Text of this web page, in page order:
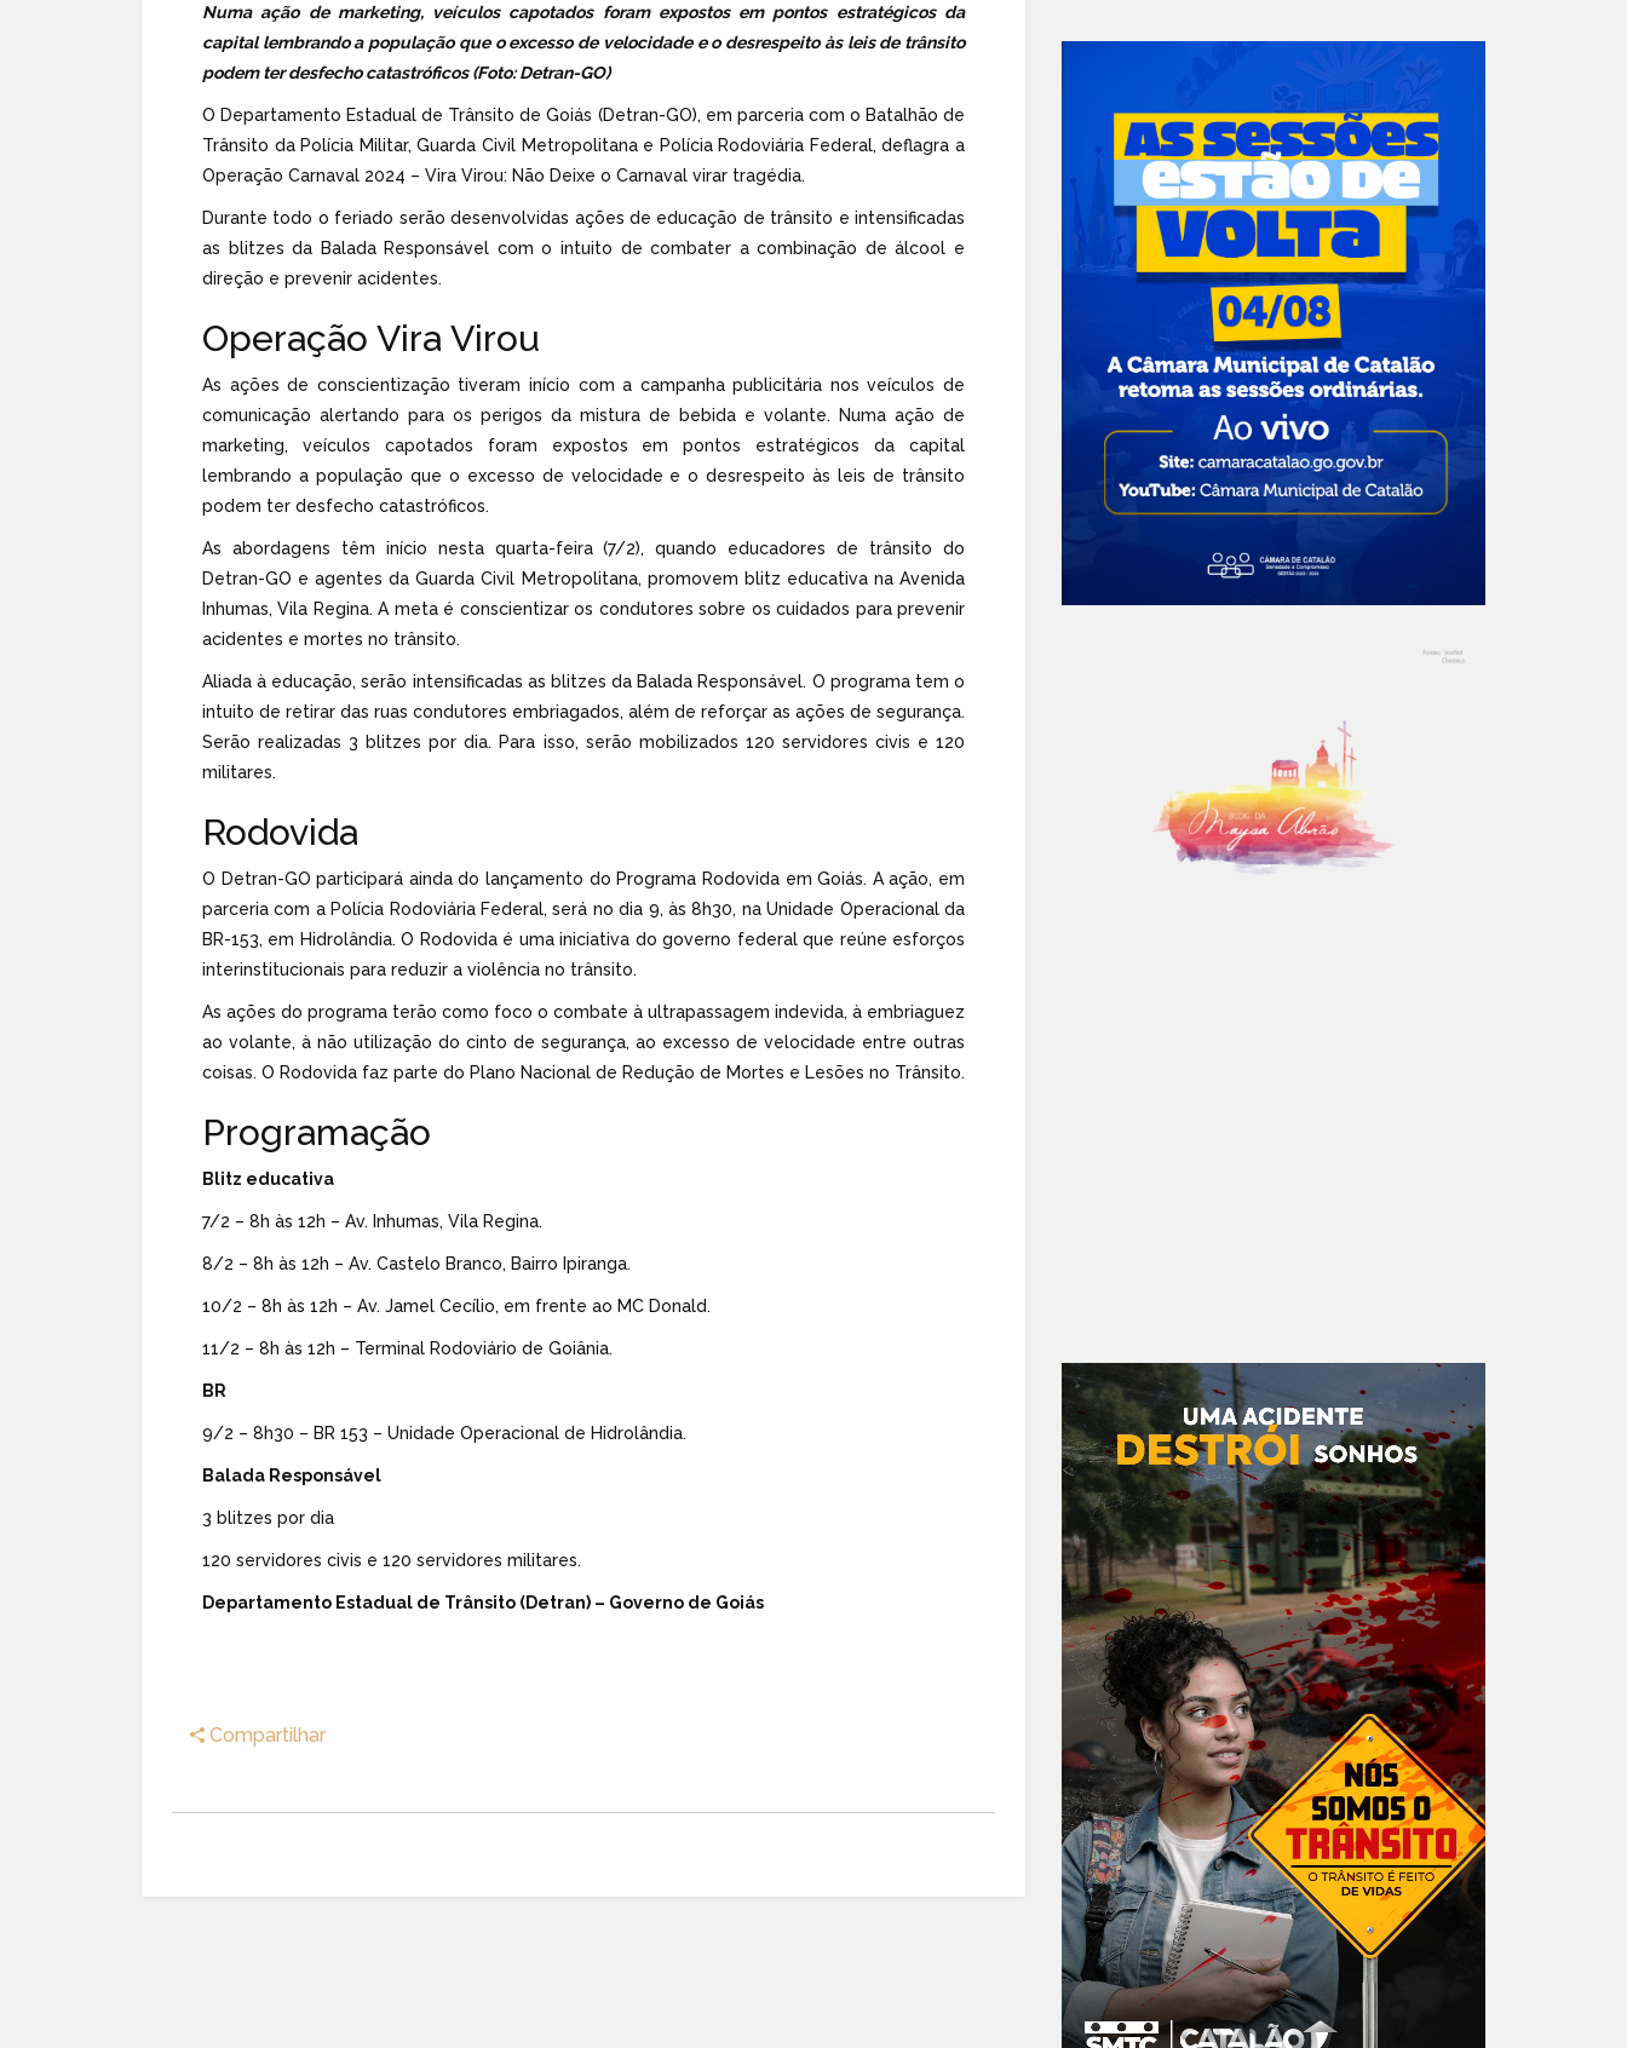
Numa ação de marketing, veículos capotados foram expostos em pontos estratégicos da
capital lembrando a população que o excesso de velocidade e o desrespeito às leis de trânsito
podem ter desfecho catastróficos (Foto: Detran-GO)
O Departamento Estadual de Trânsito de Goiás (Detran-GO), em parceria com o Batalhão de
Trânsito da Polícia Militar, Guarda Civil Metropolitana e Polícia Rodoviária Federal, deflagra a
Operação Carnaval 2024 – Vira Virou: Não Deixe o Carnaval virar tragédia.
Durante todo o feriado serão desenvolvidas ações de educação de trânsito e intensificadas
as blitzes da Balada Responsável com o intuito de combater a combinação de álcool e
direção e prevenir acidentes.
Operação Vira Virou
As ações de conscientização tiveram início com a campanha publicitária nos veículos de
comunicação alertando para os perigos da mistura de bebida e volante. Numa ação de
marketing, veículos capotados foram expostos em pontos estratégicos da capital
lembrando a população que o excesso de velocidade e o desrespeito às leis de trânsito
podem ter desfecho catastróficos.
As abordagens têm início nesta quarta-feira (7/2), quando educadores de trânsito do
Detran-GO e agentes da Guarda Civil Metropolitana, promovem blitz educativa na Avenida
Inhumas, Vila Regina. A meta é conscientizar os condutores sobre os cuidados para prevenir
acidentes e mortes no trânsito.
Aliada à educação, serão intensificadas as blitzes da Balada Responsável. O programa tem o
intuito de retirar das ruas condutores embriagados, além de reforçar as ações de segurança.
Serão realizadas 3 blitzes por dia. Para isso, serão mobilizados 120 servidores civis e 120
militares.
‌Rodovida
O Detran-GO participará ainda do lançamento do Programa Rodovida em Goiás. A ação, em
parceria com a Polícia Rodoviária Federal, será no dia 9, às 8h30, na Unidade Operacional da
BR-153, em Hidrolândia. O Rodovida é uma iniciativa do governo federal que reúne esforços
interinstitucionais para reduzir a violência no trânsito.
As ações do programa terão como foco o combate à ultrapassagem indevida, à embriaguez
ao volante, à não utilização do cinto de segurança, ao excesso de velocidade entre outras
coisas. O Rodovida faz parte do Plano Nacional de Redução de Mortes e Lesões no Trânsito.
‌Programação
Blitz educativa
7/2 – 8h às 12h – Av. Inhumas, Vila Regina.
8/2 – 8h às 12h – Av. Castelo Branco, Bairro Ipiranga.
10/2 – 8h às 12h – Av. Jamel Cecílio, em frente ao MC Donald.
11/2 – 8h às 12h – Terminal Rodoviário de Goiânia.
BR
9/2 – 8h30 – BR 153 – Unidade Operacional de Hidrolândia.
Balada Responsável
3 blitzes por dia
120 servidores civis e 120 servidores militares.
Departamento Estadual de Trânsito (Detran) – Governo de Goiás
Compartilhar